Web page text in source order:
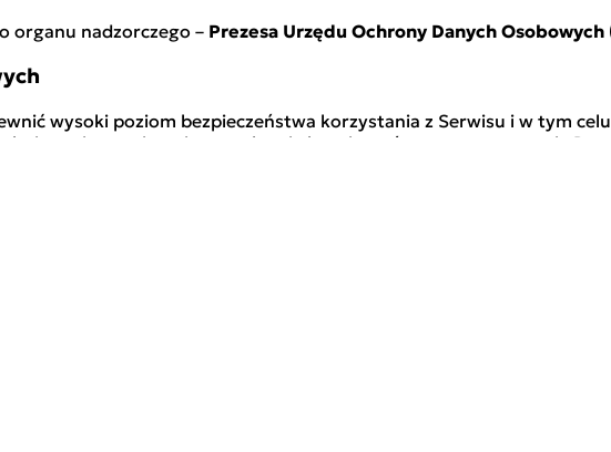
organu nadzorczego – Prezesa Urzędu Ochrony Danych Osobowych
wysoki poziom bezpieczeństwa korzystania z Serwisu i w tym
i organizacyjne w zakresie bezpieczeństwa przetwarzania
poufności, integralności, dostępności i odporności